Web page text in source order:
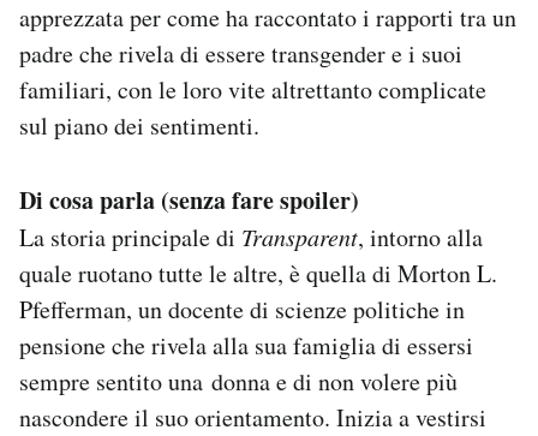
Regala il Post
Hai bisogno di aiuto?
Esci
apprezzata per come ha raccontato i rapporti tra un
padre che rivela di essere transgender e i suoi
familiari, con le loro vite altrettanto complicate
sul piano dei sentimenti.
Di cosa parla (senza fare spoiler)
La storia principale di Transparent, intorno alla
quale ruotano tutte le altre, è quella di Morton L.
Pfefferman, un docente di scienze politiche in
pensione che rivela alla sua famiglia di essersi
sempre sentito una donna e di non volere più
nascondere il suo orientamento. Inizia a vestirsi